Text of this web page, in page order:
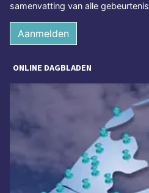
samenvatting van alle
Aanmelden
ONLINE DAGBLADEN